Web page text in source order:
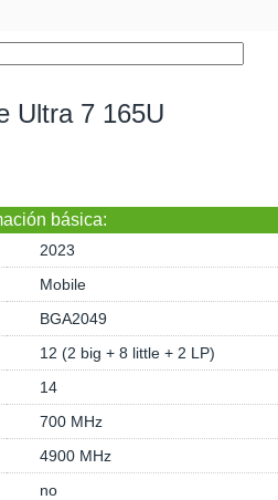
Ultra 7 165U
básica:
2023
Mobile
BGA2049
12 (2 big + 8 little + 2 LP)
14
700 MHz
4900 MHz
no